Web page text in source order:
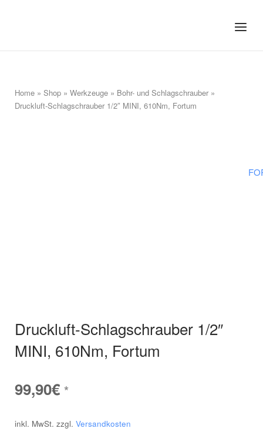
Menu
Home » Shop » Werkzeuge » Bohr- und Schlagschrauber »
Druckluft-Schlagschrauber 1/2″ MINI, 610Nm, Fortum
Druckluft-Schlagschrauber 1/2″
MINI, 610Nm, Fortum
99,90€ *
inkl. MwSt. zzgl. Versandkosten